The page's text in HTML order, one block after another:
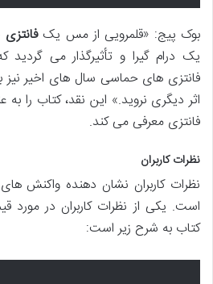
بوک پیج: «قلمرویی از مس یک
یک درام گیرا و تأثیرگذار می گردید
فانتزی های حماسی سال های اخیر نیز
اثر دیگری نروید.» این نقد، کتاب را
فانتزی معرفی می کند.
نظرات کاربران
نظرات کاربران نشان دهنده واکنش
است. یکی از نظرات کاربران در مورد
کتاب به شرح زیر است: